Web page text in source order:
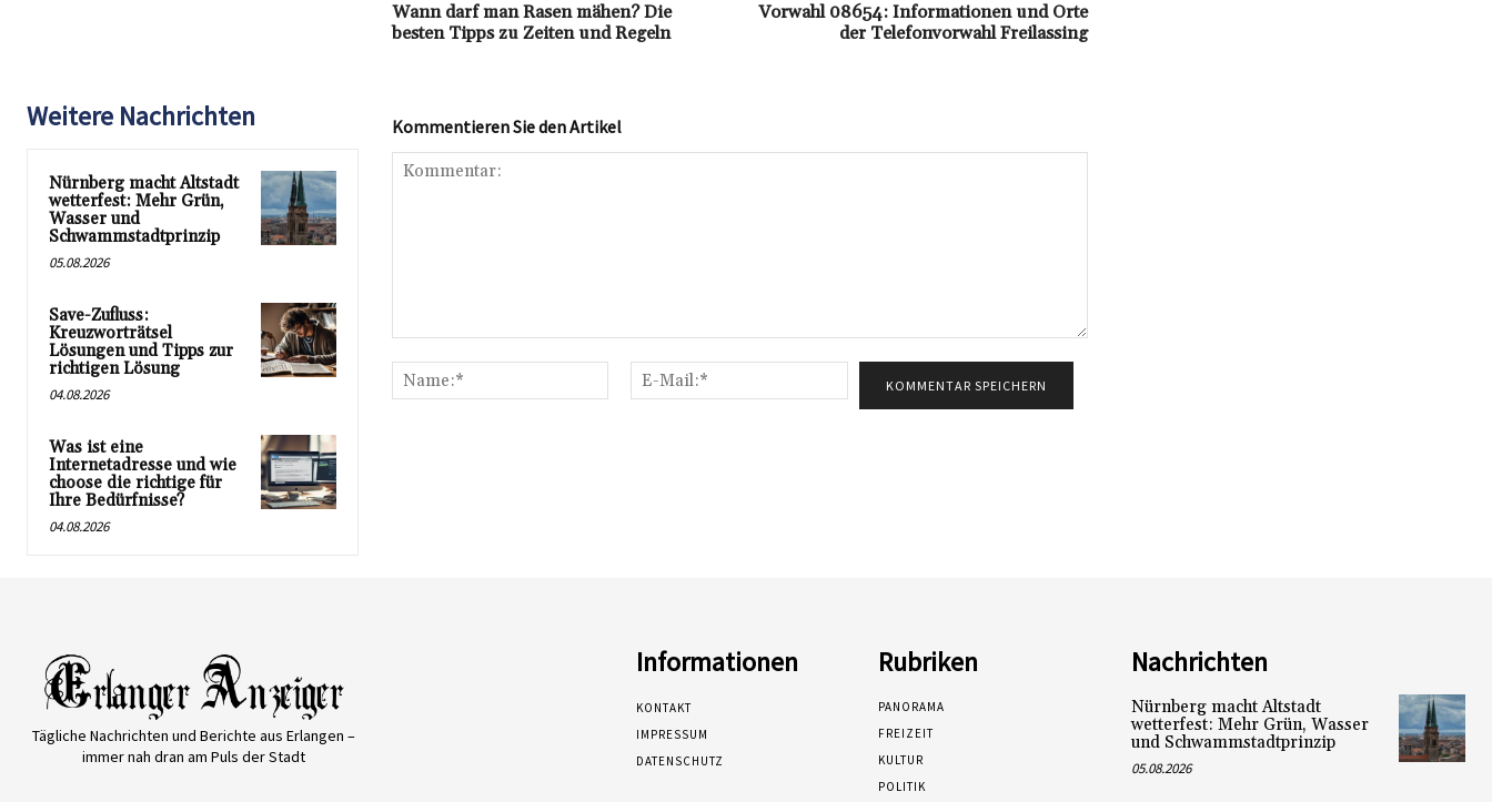
Wann darf man Rasen mähen? Die
besten Tipps zu Zeiten und Regeln
Vorwahl 08654: Informationen und Orte
der Telefonvorwahl Freilassing
Weitere Nachrichten
Nürnberg macht Altstadt
wetterfest: Mehr Grün,
Wasser und
Schwammstadtprinzip
05.08.2026
Save-Zufluss:
Kreuzworträtsel
Lösungen und Tipps zur
richtigen Lösung
04.08.2026
Was ist eine
Internetadresse und wie
choose die richtige für
Ihre Bedürfnisse?
04.08.2026
Kommentieren Sie den Artikel
Name:*
Mail:*
Tägliche Nachrichten und Berichte aus Erlangen –
immer nah dran am Puls der Stadt
Informationen
KONTAKT
IMPRESSUM
DATENSCHUTZ
Rubriken
PANORAMA
FREIZEIT
KULTUR
POLITIK
Nachrichten
Nürnberg macht Altstadt
wetterfest: Mehr Grün, Wasser
und Schwammstadtprinzip
05.08.2026